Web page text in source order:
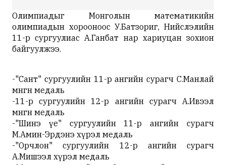
Олимпиадыг Монголын математикийн
олимпиадын хорооноос У.Батзориг, Нийслэлийн
11-р сургуулиас А.Ганбат нар хариуцан зохион
байгуулжээ.
-"Сант" сургуулийн 11-р ангийн сурагч С.Манлай
мөнгөн медаль
-11-р сургуулийн 12-р ангийн сурагч А.Ивээл
мөнгөн медаль
-"Шинэ үе" сургуулийн 11-р ангийн сурагч
М.Амин-Эрдэнэ хүрэл медаль
-"Орчлон" сургуулийн 12-р ангийн сурагч
А.Мишээл хүрэл медаль